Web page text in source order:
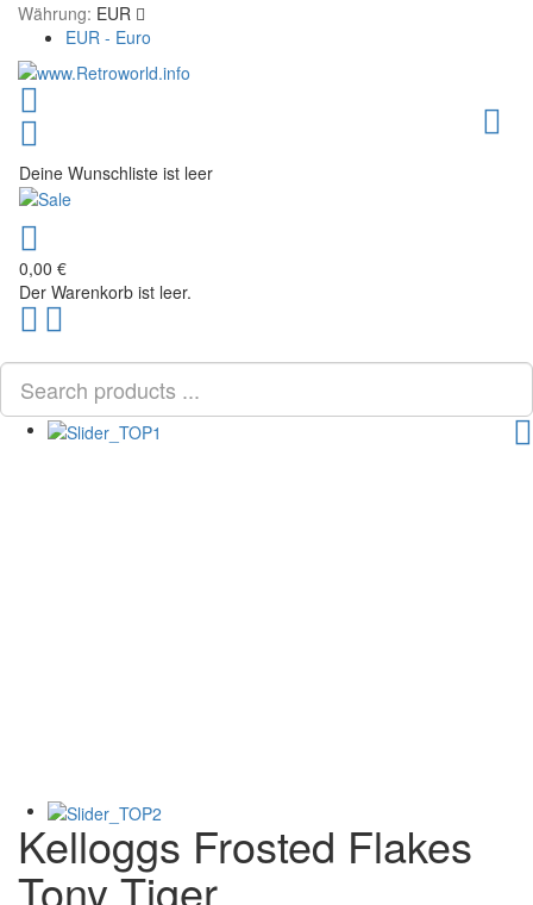
Währung: EUR
EUR - Euro
Deine Wunschliste ist leer
0,00 €
Der Warenkorb ist leer.
Scroll
to
Top
PLG_SYSTEM_VPFRAMEWORK_SCROLL_TO_BOTTOM
Kelloggs Frosted Flakes
Tony Tiger